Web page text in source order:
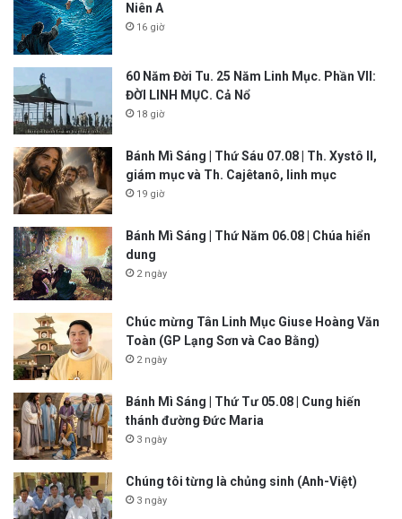
Niên A
16 giờ
60 Năm Đời Tu. 25 Năm Linh Mục. Phần VII:
ĐỜI LINH MỤC. Cả Nổ
18 giờ
Bánh Mì Sáng | Thứ Sáu 07.08 | Th. Xystô II,
giám mục và Th. Cajêtanô, linh mục
19 giờ
Bánh Mì Sáng | Thứ Năm 06.08 | Chúa hiển
dung
2 ngày
Chúc mừng Tân Linh Mục Giuse Hoàng Văn
Toàn (GP Lạng Sơn và Cao Bằng)
2 ngày
Bánh Mì Sáng | Thứ Tư 05.08 | Cung hiến
thánh đường Đức Maria
3 ngày
Chúng tôi từng là chủng sinh (Anh-Việt)
3 ngày